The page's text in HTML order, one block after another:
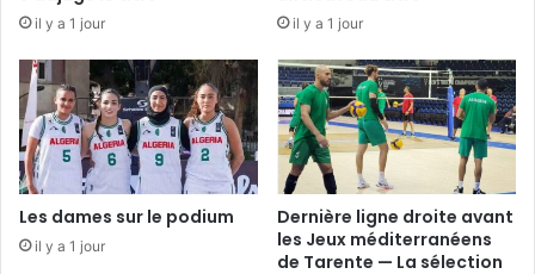
il y a 1 jour il y a 1 jour
Les dames sur le podium
il y a 1 jour
Dernière ligne droite avant
les Jeux méditerranéens
de Tarente — La sélection